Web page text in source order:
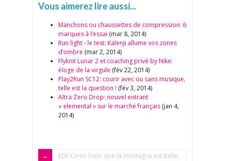
Vous aimerez lire aussi...
Manchons ou chaussettes de compression: 6
marques à l’essai (mar 8, 2014)
Run light - le test: Kalenji allume vos zones
d’ombre (mar 2, 2014)
Flyknit Lunar 2 et coaching privé by Nike:
éloge de la virgule (fév 22, 2014)
Play2Run SC12: courir avec ou sans musique,
telle est la question ! (fév 3, 2014)
Altra Zero Drop: nouvel entrant
« elemental » sur le marché français (jan 4,
2014)
EDF Cenis Tour: que la montagne est belle,